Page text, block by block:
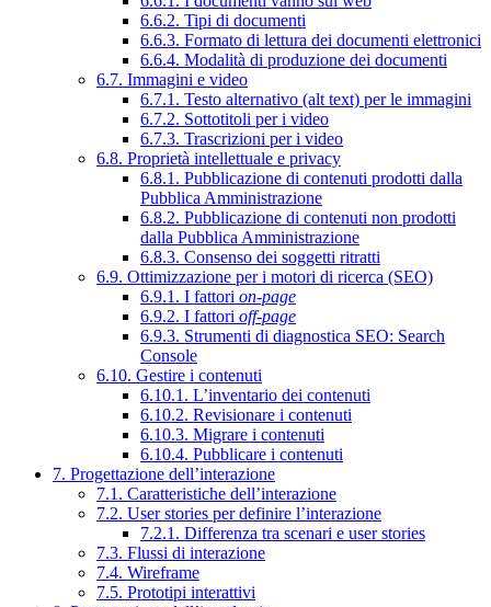
6.6.2. Tipi di documenti
6.6.3. Formato di lettura dei documenti elettronici
6.6.4. Modalità di produzione dei documenti
6.7. Immagini e video
6.7.1. Testo alternativo (alt text) per le immagini
6.7.2. Sottotitoli per i video
6.7.3. Trascrizioni per i video
6.8. Proprietà intellettuale e privacy
6.8.1. Pubblicazione di contenuti prodotti dalla
Pubblica Amministrazione
6.8.2. Pubblicazione di contenuti non prodotti
dalla Pubblica Amministrazione
6.8.3. Consenso dei soggetti ritratti
6.9. Ottimizzazione per i motori di ricerca (SEO)
6.9.1. I fattori on-page
6.9.2. I fattori off-page
6.9.3. Strumenti di diagnostica SEO: Search
Console
6.10. Gestire i contenuti
6.10.1. L’inventario dei contenuti
6.10.2. Revisionare i contenuti
6.10.3. Migrare i contenuti
6.10.4. Pubblicare i contenuti
7. Progettazione dell’interazione
7.1. Caratteristiche dell’interazione
7.2. User stories per definire l’interazione
7.2.1. Differenza tra scenari e user stories
7.3. Flussi di interazione
7.4. Wireframe
7.5. Prototipi interattivi